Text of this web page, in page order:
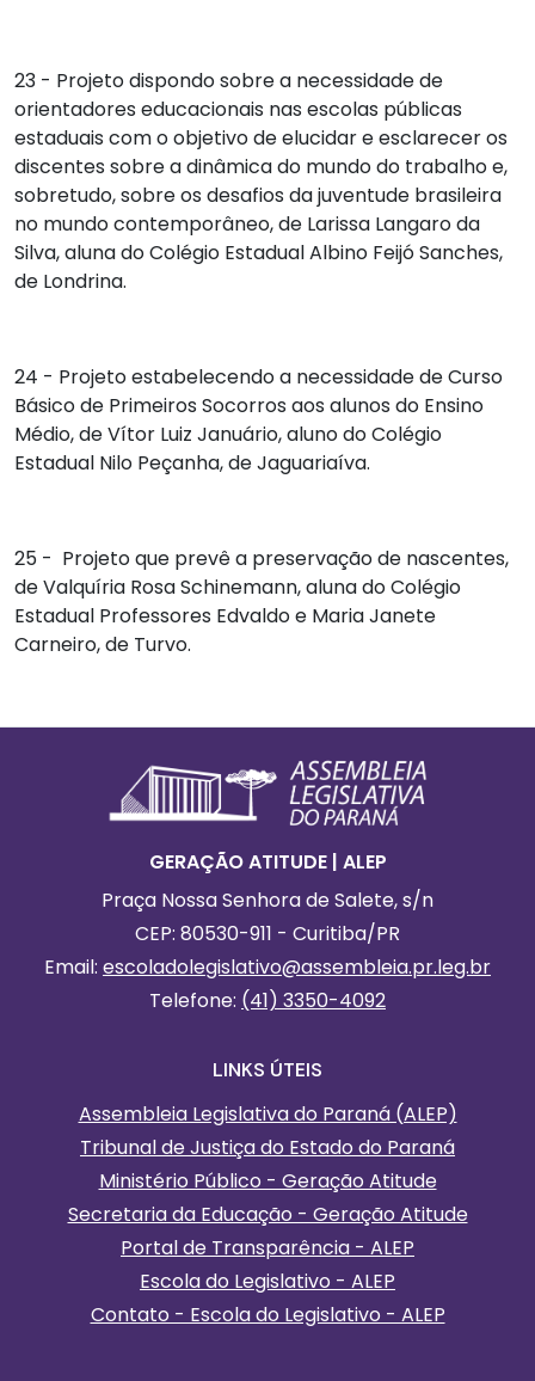
23 - Projeto dispondo sobre a necessidade de
orientadores educacionais nas escolas públicas
estaduais com o objetivo de elucidar e esclarecer os
discentes sobre a dinâmica do mundo do trabalho e,
sobretudo, sobre os desafios da juventude brasileira
no mundo contemporâneo, de Larissa Langaro da
Silva, aluna do Colégio Estadual Albino Feijó Sanches,
de Londrina.
24 - Projeto estabelecendo a necessidade de Curso
Básico de Primeiros Socorros aos alunos do Ensino
Médio, deVítor Luiz Januário, aluno do Colégio
Estadual Nilo Peçanha, de Jaguariaíva.
25 - Projeto que prevê a preservação de nascentes,
deValquíria Rosa Schinemann, aluna do Colégio
Estadual Professores Edvaldo e Maria Janete
Carneiro, de Turvo.
Informações Gerais
GERAÇÃO ATITUDE | ALEP
Praça Nossa Senhora de Salete, s/n
CEP: 80530-911 - Curitiba/PR
Email: escoladolegislativo@assembleia.pr.leg.br
Telefone: (41) 3350-4092
LINKS ÚTEIS
Assembleia Legislativa do Paraná (ALEP)
Tribunal de Justiça do Estado do Paraná
Ministério Público - Geração Atitude
Secretaria da Educação - Geração Atitude
Portal de Transparência - ALEP
Escola do Legislativo - ALEP
Contato - Escola do Legislativo - ALEP